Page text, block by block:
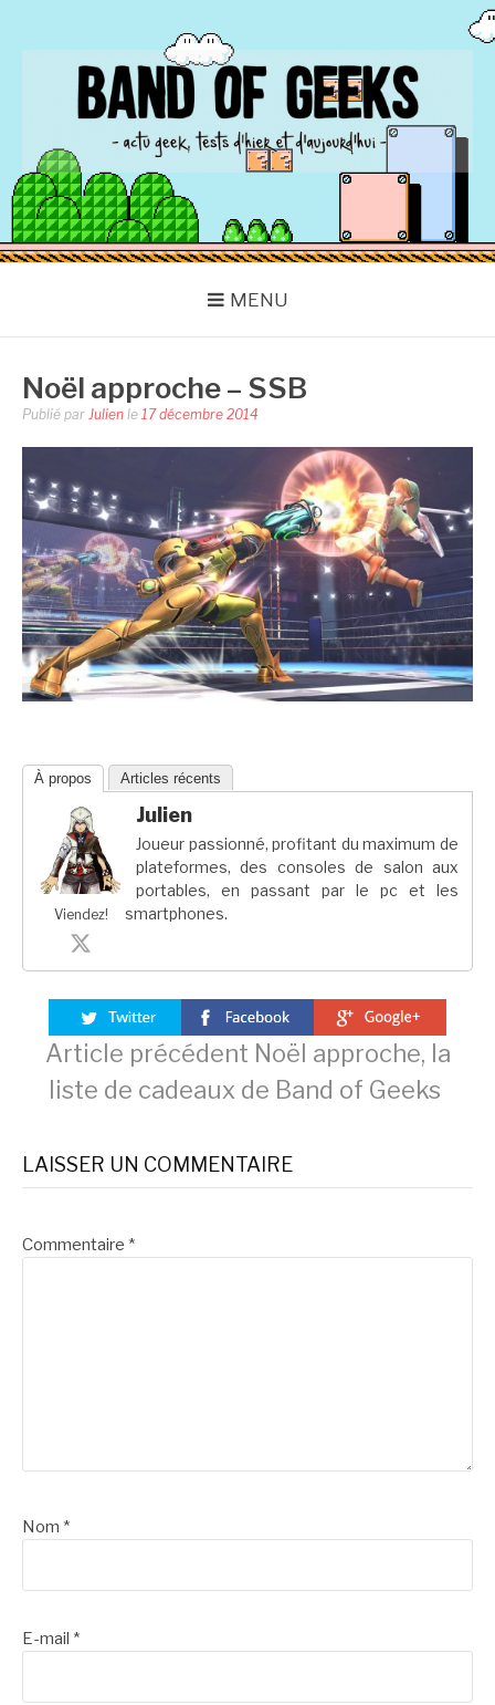
BAND OF GEEKS
Actu Geek d'hier et d'aujourd'hui
MENU
Noël approche – SSB
Publié par Julien le 17 décembre 2014
À propos Articles récents
Viendez!
Julien
Joueur passionné, profitant du maximum de
plateformes, des consoles de salon aux
portables, en passant par le pc et les
smartphones.
Lire
la
suite
Article précédent Noël approche, la
liste de cadeaux de Band of Geeks
LAISSER UN COMMENTAIRE
Commentaire *
Nom *
E-mail *